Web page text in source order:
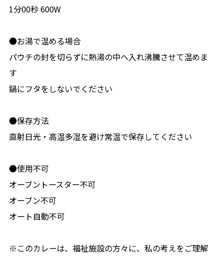
1分00秒 600W
●お湯で温める場合
パウチの封を切らずに熱湯の中へ入れ沸騰させて温めま
す
鍋にフタをしないでください
●保存方法
直射日光・高温多湿を避け常温で保存してください
●使用不可
オーブントースター不可
オーブン不可
オート自動不可
※このカレーは、福祉施設の方々に、私の考えをご理解